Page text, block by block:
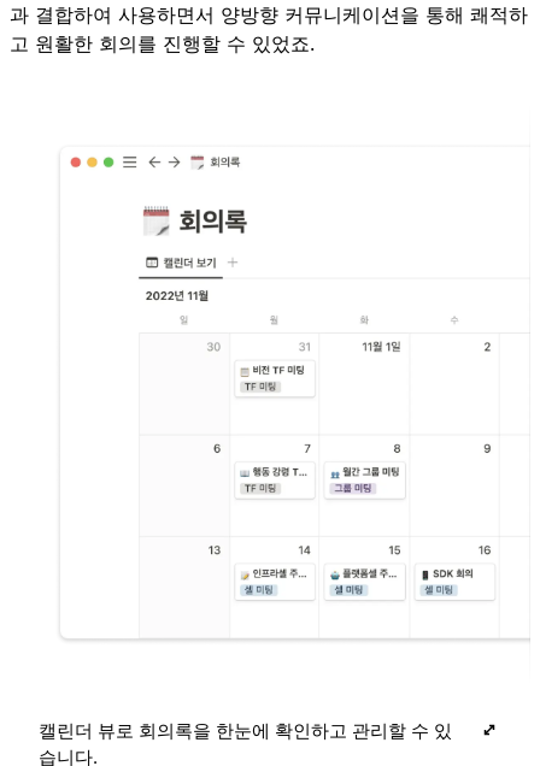
과 결합하여 사용하면서 양방향 커뮤니케이션을 통해 쾌적하
고 원활한 회의를 진행할 수 있었죠.
캘린더 뷰로 회의록을 한눈에 확인하고 관리할 수 있
습니다.